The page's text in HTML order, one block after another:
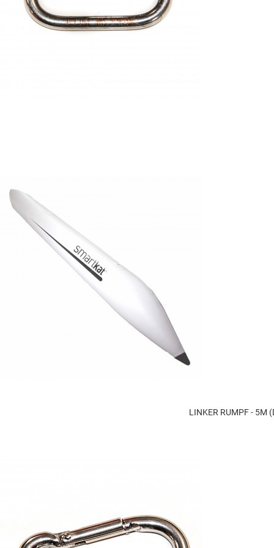
LINKER RUMPF - 5M